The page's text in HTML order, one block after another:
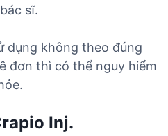
sĩ.
dụng không theo đúng
đơn thì có thể nguy hiểm
Inj.